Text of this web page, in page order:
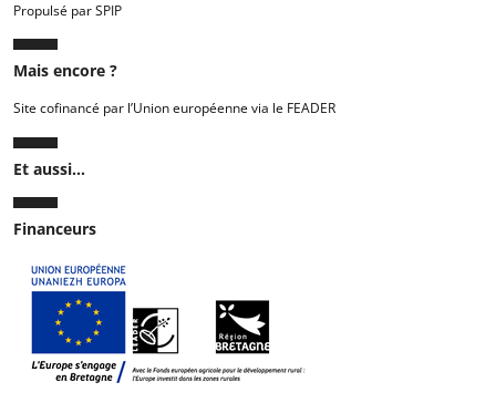
Propulsé par SPIP
Mais encore ?
Site cofinancé par l’Union européenne via le FEADER
Et aussi...
Financeurs